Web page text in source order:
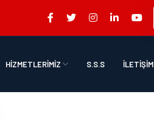
HİZMETLERİMİZ S.S.S İLETİŞİM